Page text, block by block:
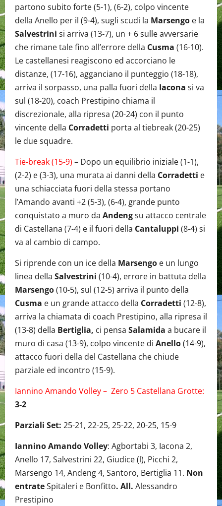
partono subito forte (5-1), (6-2), colpo vincente
della Anello per il (9-4), sugli scudi la Marsengo e la
Salvestrini si arriva (13-7), un + 6 sulle avversarie
che rimane tale fino all’errore della Cusma (16-10).
Le castellanesi reagiscono ed accorciano le
distanze, (17-16), agganciano il punteggio (18-18),
arriva il sorpasso, una palla fuori della Iacona si va
sul (18-20), coach Prestipino chiama il
discrezionale, alla ripresa (20-24) con il punto
vincente della Corradetti porta al tiebreak (20-25)
le due squadre.
Tie-break (15-9) – Dopo un equilibrio iniziale (1-1),
(2-2) e (3-3), una murata ai danni della Corradetti e
una schiacciata fuori della stessa portano
l’Amando avanti +2 (5-3), (6-4), grande punto
conquistato a muro da Andengsu attacco centrale
di Castellana (7-4) e il fuori della Cantaluppi (8-4) si
va al cambio di campo.
Si riprende con un ice della Marsengo e un lungo
linea della Salvestrini (10-4), errore in battuta della
Marsengo(10-5), sul (12-5) arriva il punto della
Cusma e un grande attacco della Corradetti (12-8),
arriva la chiamata di coach Prestipino, alla ripresa il
(13-8) della Bertiglia, ci pensa Salamida a bucare il
muro di casa (13-9), colpo vincente di Anello(14-9),
attacco fuori della del Castellana che chiude
parziale ed incontro (15-9).
Iannino Amando Volley – Zero 5 Castellana Grotte:
3-2
Parziali Set: 25-21, 22-25, 25-22, 20-25, 15-9
Iannino Amando Volley: Agbortabi 3, Iacona 2,
Anello 17, Salvestrini 22, Giudice (l), Picchi 2,
Marsengo 14, Andeng 4, Santoro, Bertiglia 11. Non
entrateSpitaleri e Bonfitto. All. Alessandro
Prestipino